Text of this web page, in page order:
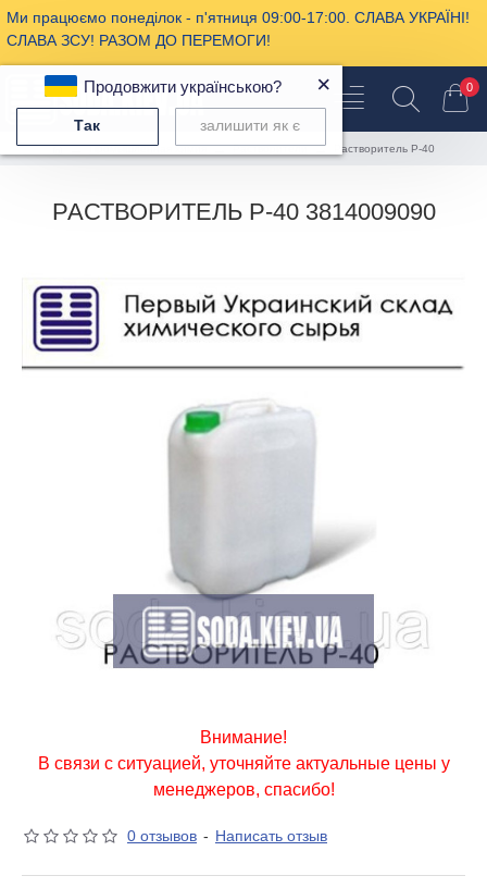
Ми працюємо понеділок - п'ятниця 09:00-17:00. СЛАВА УКРАЇНІ!
СЛАВА ЗСУ! РАЗОМ ДО ПЕРЕМОГИ!
0
Промышленная химия Растворители Растворитель Р-40
РАСТВОРИТЕЛЬ Р-40 3814009090
Внимание!
В связи с ситуацией, уточняйте актуальные цены у
менеджеров, спасибо!
0 отзывов - Написать отзыв
Продовжити українською? ×
Так залишити як є